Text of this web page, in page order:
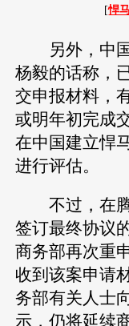
[悍
另外，中国
杨毅的话称，
交申报材料，
或明年初完成
在中国建立悍
进行评估。
不过，在腾
签订最终协议
商务部再次重
收到该案申请
务部有关人士
示，仍将延续